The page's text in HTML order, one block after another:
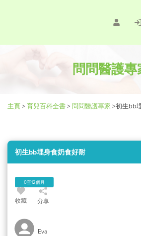
問問醫護專
主頁> 育兒百科全書> 問問醫護專家 >初生bb
初生bb埋身食奶食好耐
0至12個月
收藏 分享
Eva